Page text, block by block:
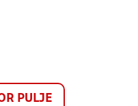
PULJE